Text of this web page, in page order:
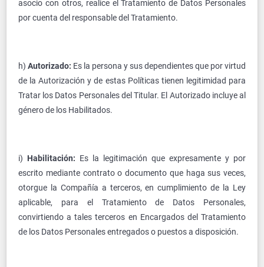
asocio con otros, realice el Tratamiento de Datos Personales
por cuenta del responsable del Tratamiento.
h) Autorizado: Es la persona y sus dependientes que por virtud
de la Autorización y de estas Políticas tienen legitimidad para
Tratar los Datos Personales del Titular. El Autorizado incluye al
género de los Habilitados.
i) Habilitación: Es la legitimación que expresamente y por
escrito mediante contrato o documento que haga sus veces,
otorgue la Compañía a terceros, en cumplimiento de la Ley
aplicable, para el Tratamiento de Datos Personales,
convirtiendo a tales terceros en Encargados del Tratamiento
de los Datos Personales entregados o puestos a disposición.